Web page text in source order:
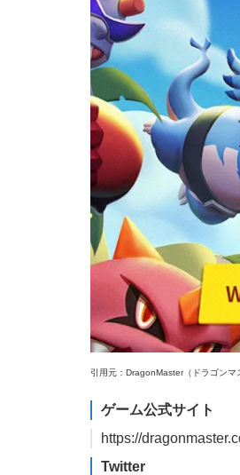
引用元：DragonMaster（ドラゴンマ
ゲーム公式サイト
https://
Twitter